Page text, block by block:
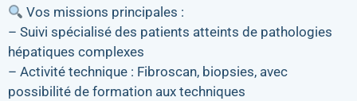
Vos missions principales :
– Suivi spécialisé des patients atteints de pathologies
hépatiques complexes
– Activité technique : Fibroscan, biopsies, avec
possibilité de formation aux techniques